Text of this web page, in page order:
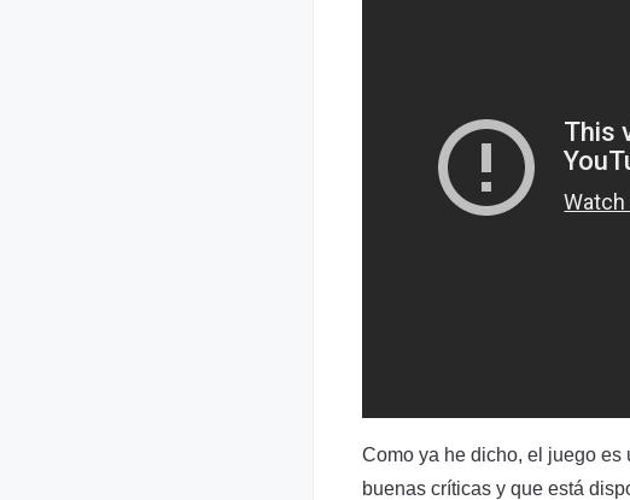
Como ya he dicho, el juego es
buenas críticas y que está